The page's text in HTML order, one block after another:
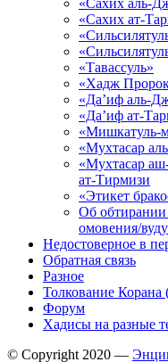
«Сахих аль-
«Сахих ат-
«Тавассуль»
«Хадж
«Да’иф аль-
«Да’иф ат-
«Мишкатуль-
«Мухтасар
«Мухтасар
ат-Тирмизи
«Этикет
Об
омовения/
Недостоверное в
Обратная связь
Разное
Толкование Корана
Форум
Хадисы на разные
© Copyright 2020 —